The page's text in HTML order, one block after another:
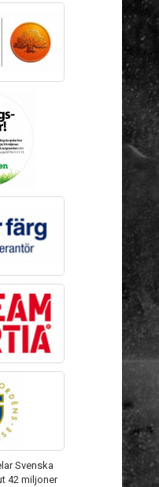
Svenska
42 miljoner